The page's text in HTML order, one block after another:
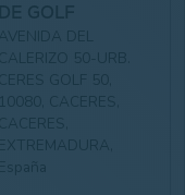
DE GOLF
AVENIDA DEL
CALERIZO 50-URB.
CERES GOLF 50,
10080, CACERES,
CACERES,
EXTREMADURA,
España